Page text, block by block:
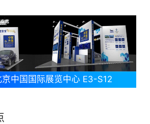
中国国际展览中心 E3-S12